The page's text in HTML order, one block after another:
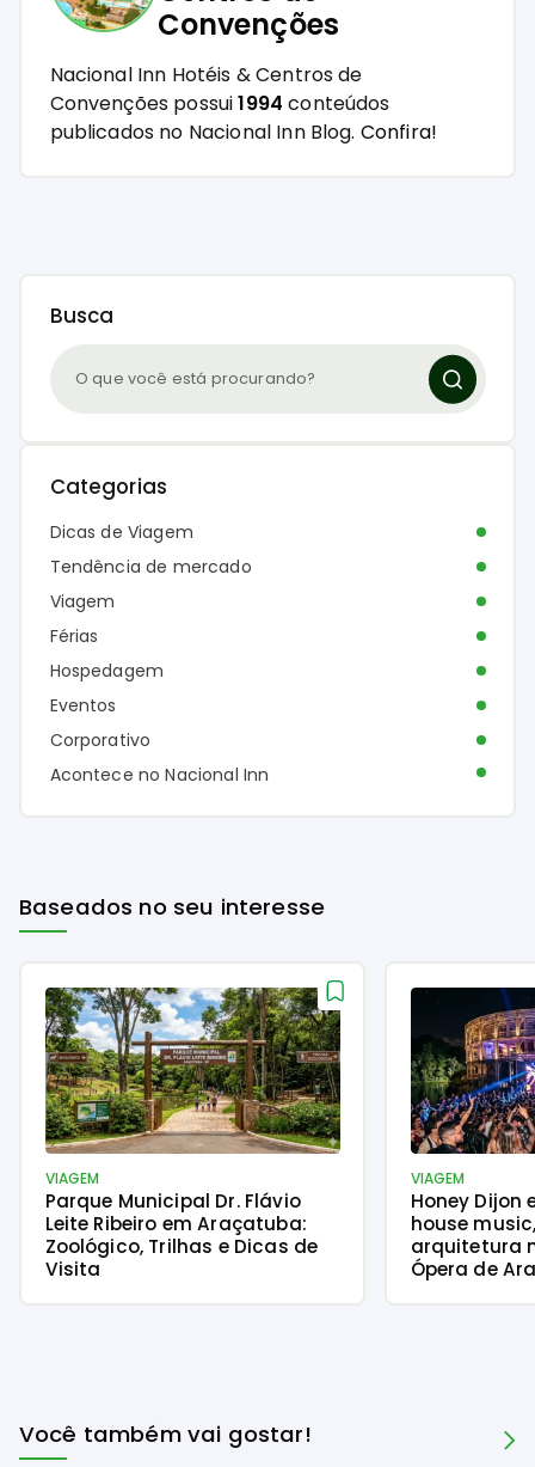
Convenções
Nacional Inn Hotéis & Centros de
Convenções possui1994 conteúdos
publicados no Nacional Inn Blog. Confira!
Busca
Categorias
Dicas de Viagem
Tendência de mercado
Viagem
Férias
Hospedagem
Eventos
Corporativo
Acontece no Nacional Inn
Baseados no seu interesse
VIAGEM
Parque Municipal Dr. Flávio
Leite Ribeiro em Araçatuba:
Zoológico, Trilhas e Dicas de
Visita
VIAGEM
Honey Dijon
house
arquitetura
Ópera de
Você também vai gostar!